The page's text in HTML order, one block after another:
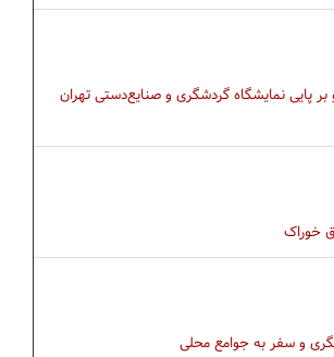
پایی نمایشگاه گردشگری و صنایع‌دستی تهران
خوراک
و سفر به جوامع محلی